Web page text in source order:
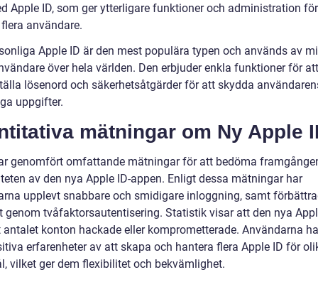
Apple ID, som ger ytterligare funktioner och administration
användare.
Apple ID är den mest populära typen och används av
över hela världen. Den erbjuder enkla funktioner för
lösenord och säkerhetsåtgärder för att skydda
uppgifter.
mätningar om Ny Apple
genomfört omfattande mätningar för att bedöma
av den nya Apple ID-appen. Enligt dessa mätningar har
upplevt snabbare och smidigare inloggning, samt
genom tvåfaktorsautentisering. Statistik visar att den nya
konton hackade eller komprometterade. Användarna
erfarenheter av att skapa och hantera flera Apple ID för
vilket ger dem flexibilitet och bekvämlighet.